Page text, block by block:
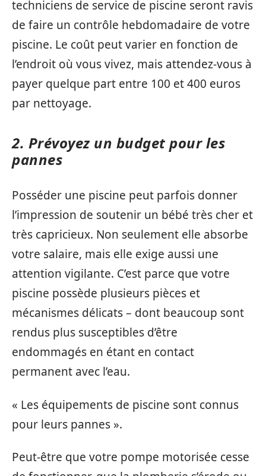
techniciens de service de piscine seront ravis
de faire un contrôle hebdomadaire de votre
piscine. Le coût peut varier en fonction de
l’endroit où vous vivez, mais attendez-vous à
payer quelque part entre 100 et 400 euros
par nettoyage.
2. Prévoyez un budget pour les
pannes
Posséder une piscine peut parfois donner
l’impression de soutenir un bébé très cher et
très capricieux. Non seulement elle absorbe
votre salaire, mais elle exige aussi une
attention vigilante. C’est parce que votre
piscine possède plusieurs pièces et
mécanismes délicats – dont beaucoup sont
rendus plus susceptibles d’être
endommagés en étant en contact
permanent avec l’eau.
« Les équipements de piscine sont connus
pour leurs pannes ».
Peut-être que votre pompe motorisée cesse